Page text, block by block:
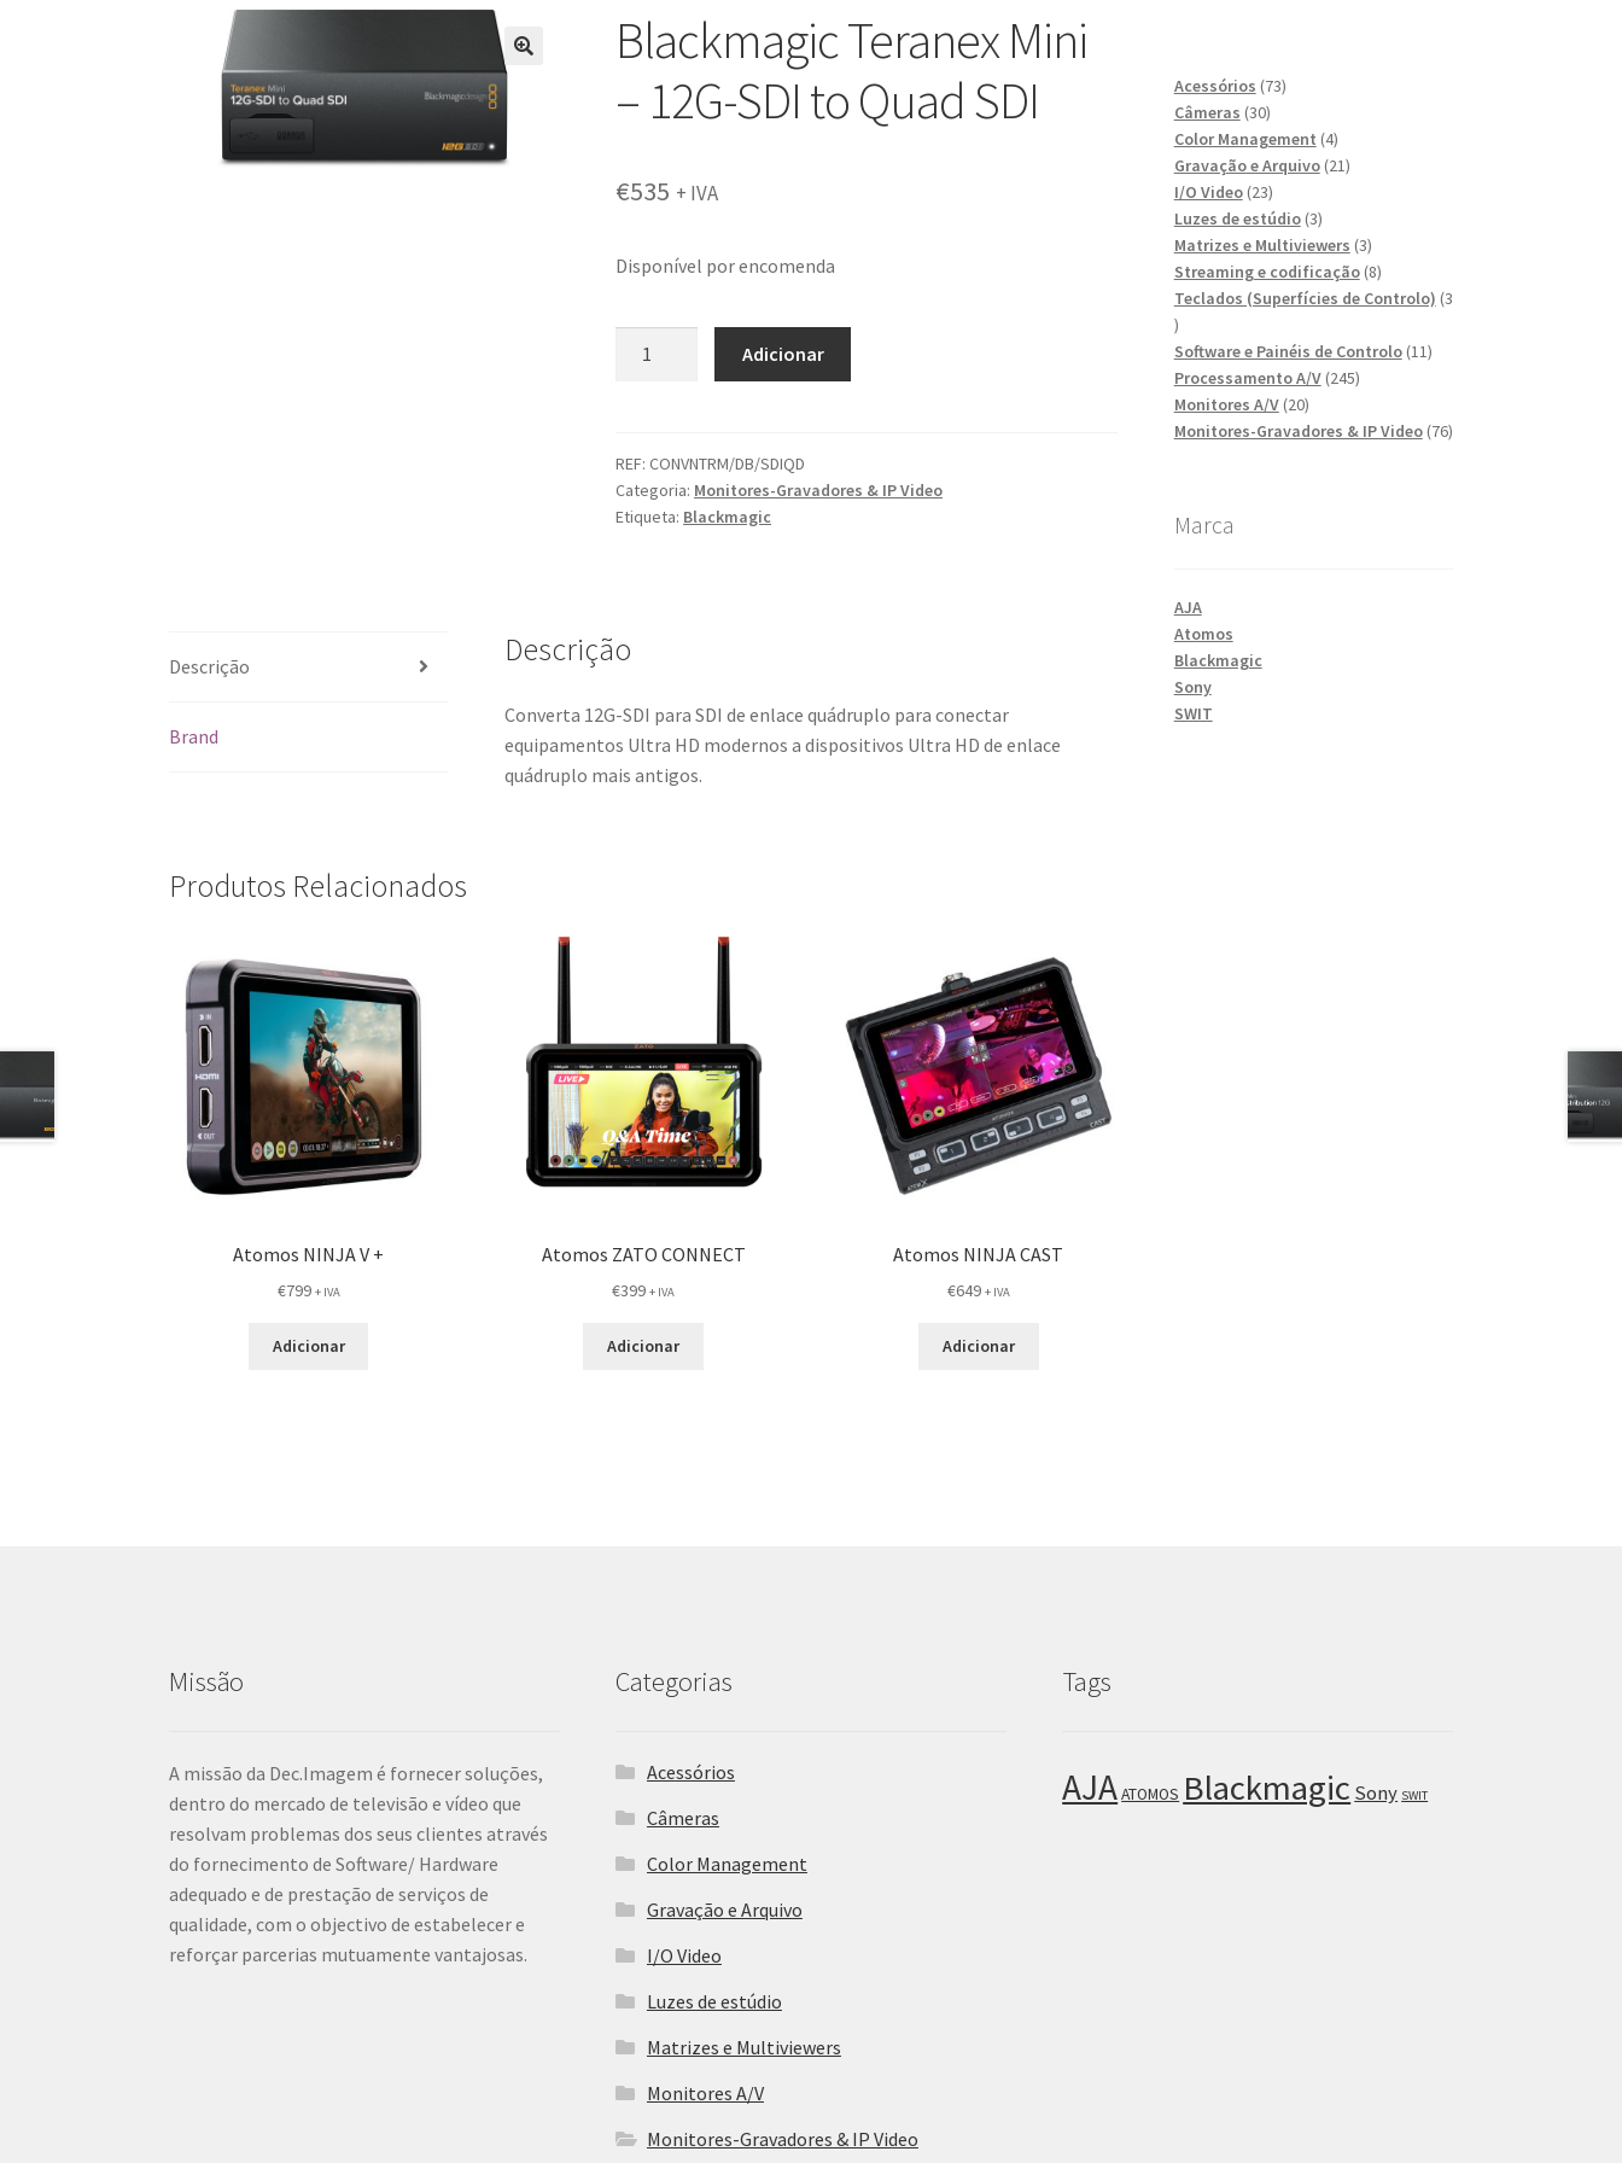
Blackmagic Teranex Mini
– 12G-SDI to Quad SDI
€535 + IVA
Disponível por encomenda
Mini
-
12G-
SDI
Adicionar
REF:CONVNTRM/DB/SDIQD
Categoria: Monitores-Gravadores & IP Video
Etiqueta: Blackmagic
Descrição
Brand
Descrição
Converta 12G-SDI para SDI de enlace quádruplo para conectar
equipamentos Ultra HD modernos a dispositivos Ultra HD de enlace
quádruplo mais antigos.
Produtos Relacionados
Atomos NINJA V +
€799 + IVA
Adicionar
Atomos ZATO CONNECT
€399 + IVA
Adicionar
Atomos NINJA CAST
€649 + IVA
Adicionar
Acessórios 7373
Câmeras 3030
produtos
Color Management 44
produtos
Gravação e Arquivo 2121
I/O Video 2323
produtos
Luzes de estúdio 33
produtos
Matrizes e Multiviewers 33
produtos
Streaming e codificação 88
produtos
Teclados (Superfícies de Controlo) 3
3
produtos
Software e Painéis de Controlo 1111
Processamento A/V 245245
Monitores A/V 2020
produtos
Monitores-Gravadores & IP Video 7676
Marca
AJA
Atomos
Blackmagic
Sony
SWIT
Missão
A missão da Dec.Imagem é fornecer soluções,
dentro do mercado de televisão e vídeo que
resolvam problemas dos seus clientes através
do fornecimento de Software/ Hardware
adequado e de prestação de serviços de
qualidade, com o objectivo de estabelecer e
reforçar parcerias mutuamente vantajosas.
Categorias
Acessórios
Câmeras
Color Management
Gravação e Arquivo
I/O Video
Luzes de estúdio
Matrizes e Multiviewers
Monitores A/V
Monitores-Gravadores & IP Video
Tags
AJAATOMOS Blackmagic Sony SWIT